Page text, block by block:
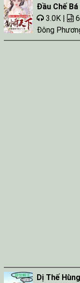
Đầu Chế
3.0K |
Đông
Dị Thế